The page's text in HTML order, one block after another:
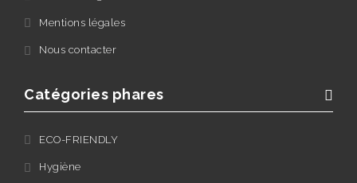
Mentions légales
Nous contacter
Catégories phares
ECO-FRIENDLY
Hygiène